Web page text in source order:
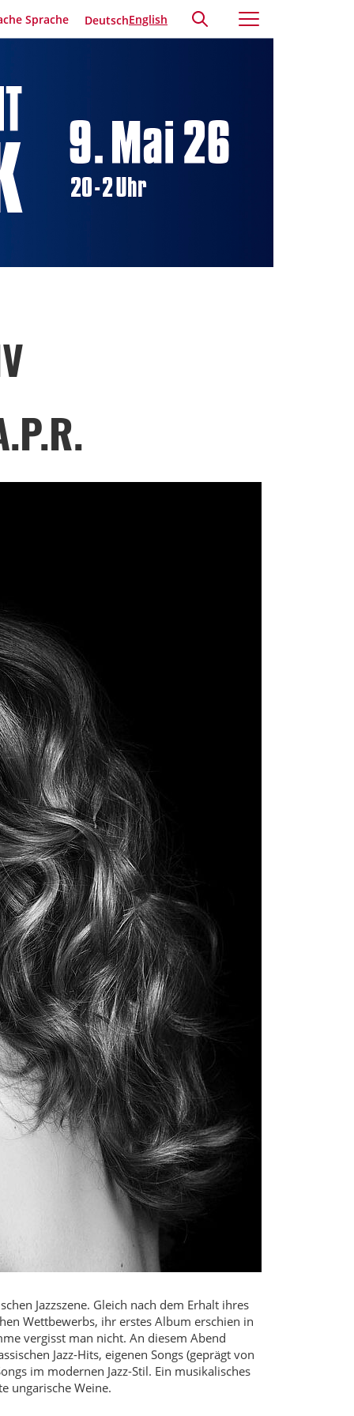
DeutschEnglish
Sprache
Jazzszene. Gleich nach dem Erhalt ihres
Wettbewerbs, ihr erstes Album erschien in
vergisst man nicht. An diesem Abend
Jazz-Hits, eigenen Songs (geprägt von
im modernen Jazz-Stil. Ein musikalisches
ungarische Weine.